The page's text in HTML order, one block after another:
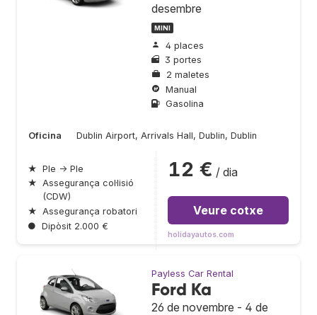
desembre
MINI
4 places
3 portes
2 maletes
Manual
Gasolina
Oficina Dublin Airport, Arrivals Hall, Dublin, Dublin
★ Ple → Ple
★ Assegurança col·lisió
(CDW)
★ Assegurança robatori
● Dipòsit 2.000 €
12 € / dia
Veure cotxe
holidayautos.com
Payless Car Rental
Ford Ka
26 de novembre - 4 de